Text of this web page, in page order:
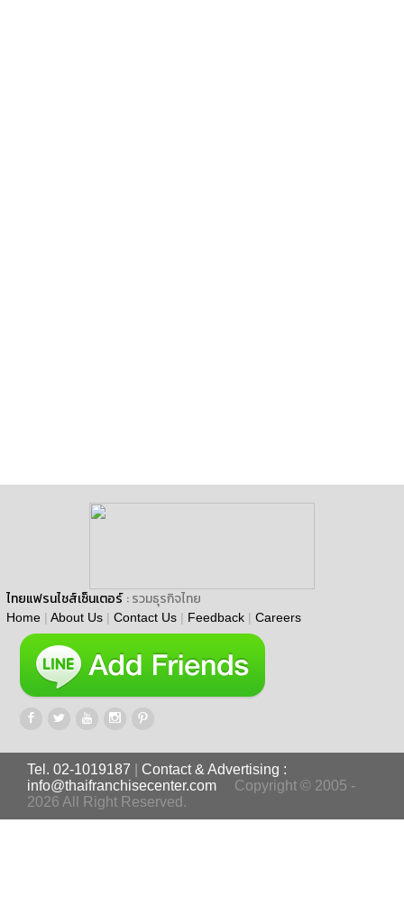
ไทยแฟรนไชส์เซ็นเตอร์ : รวมธุรกิจไทย
Home | About Us | Contact Us | Feedback | Careers
Tel. 02-1019187
Contact & Advertising :
info@thaifranchisecenter.com
Copyright © 2005 -
2026 All Right Reserved.